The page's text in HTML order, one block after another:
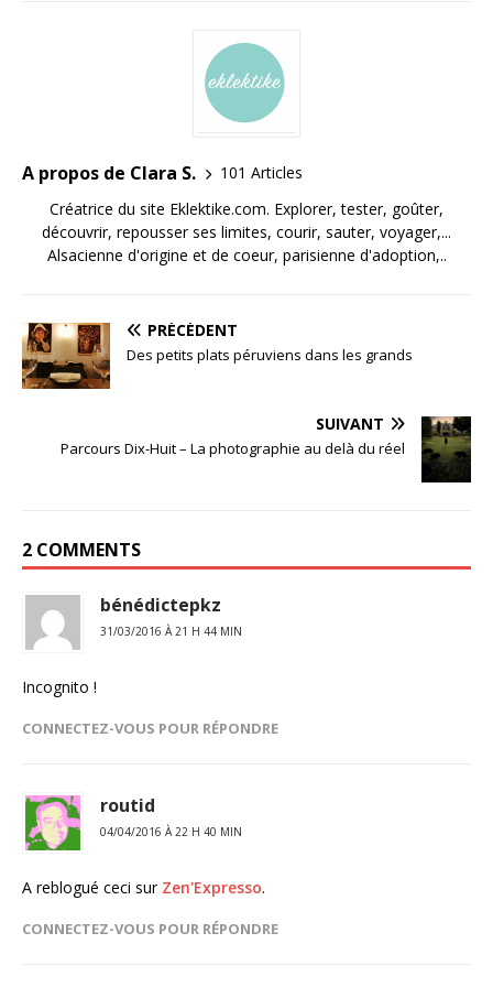
A propos de Clara S.
101 Articles
Créatrice du site Eklektike.com. Explorer, tester, goûter,
découvrir, repousser ses limites, courir, sauter, voyager,...
Alsacienne d'origine et de coeur, parisienne d'adoption,..
PRÉCÉDENT
Des petits plats péruviens dans les grands
SUIVANT
Parcours Dix-Huit – La photographie au delà du réel
2 COMMENTS
bénédictepkz
31/03/2016 À 21 H 44 MIN
Incognito !
CONNECTEZ-VOUS POUR RÉPONDRE
routid
04/04/2016 À 22 H 40 MIN
A reblogué ceci sur Zen'Expresso.
CONNECTEZ-VOUS POUR RÉPONDRE